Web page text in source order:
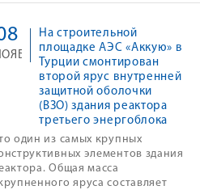
На строительной
площадке АЭС «Аккую» в
Турции смонтирован
второй ярус внутренней
защитной оболочки
(ВЗО) здания реактора
третьего энергоблока
один из самых крупных
элементов здания
Общая масса
яруса составляет